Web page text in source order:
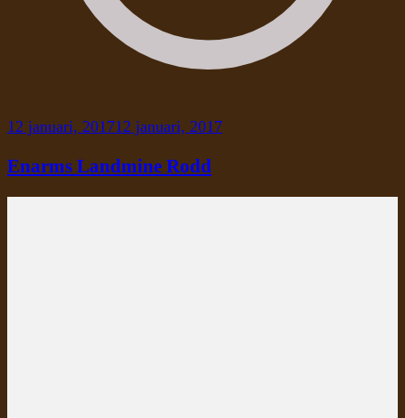
12 januari, 201712 januari, 2017
Enarms Landmine Rodd